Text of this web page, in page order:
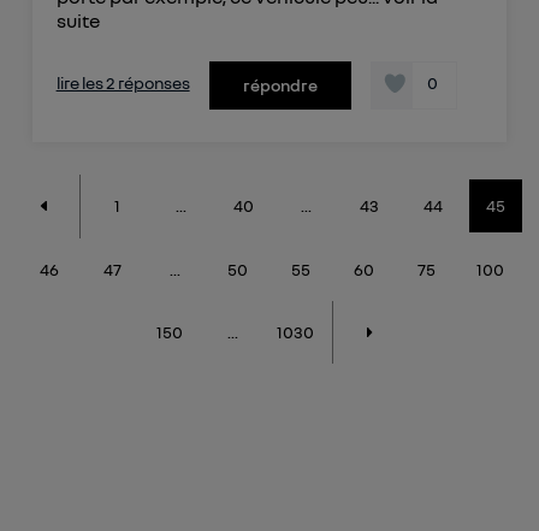
suite
lire les 2 réponses répondre 0
1 40 43 44 45
46 47 50 55 60 75 100
150 1030